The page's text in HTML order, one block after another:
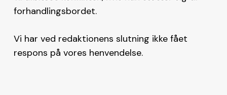
forhandlingsbordet.
Vi har ved redaktionens slutning ikke fået
respons på vores henvendelse.